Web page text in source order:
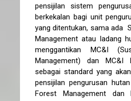
pensijilan sistem
berkekalan bagi unit
yang ditentukan, sama ada
Management atau ladang
menggantikan MC&I
Management) dan MC&I
sebagai standard yang
pensijilan pengurusan
Forest Management dan